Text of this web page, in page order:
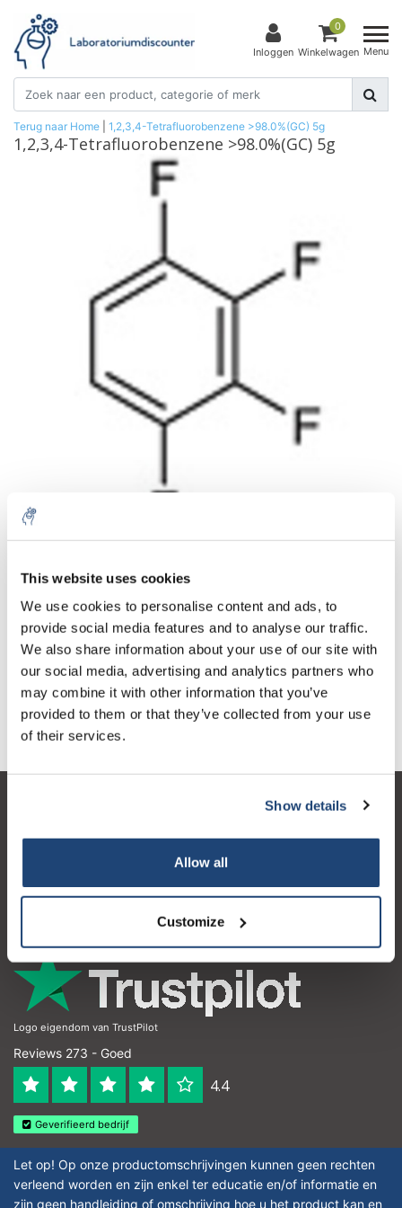
This website uses cookies
We use cookies to personalise content and ads, to
provide social media features and to analyse our traffic.
We also share information about your use of our site with
our social media, advertising and analytics partners who
may combine it with other information that you’ve
provided to them or that they’ve collected from your use
of their services.
Show details
Allow all
Customize
Inloggen
0
Winkelwagen Menu
Terug naar Home 1,2,3,4-Tetrafluorobenzene >98.0%(GC) 5g
1,2,3,4-Tetrafluorobenzene >98.0%(GC) 5g
1 Stuk Excl. btw
€105,19
Incl. btw
Toevoegen aan winkelwagen
Informatie
Contactgegevens
Logo eigendom van TrustPilot
Reviews 273 - Goed
4.4
Geverifieerd bedrijf
Let op! Op onze productomschrijvingen kunnen geen rechten
verleend worden en zijn enkel ter educatie en/of informatie en
zijn geen handleiding of omschrijving hoe u het product kan en